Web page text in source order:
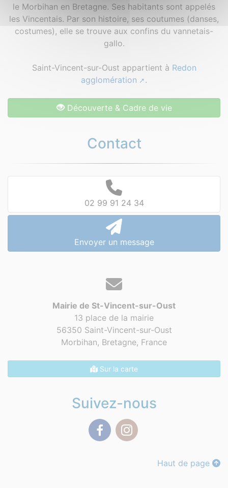
le Morbihan en Bretagne. Ses habitants sont appelés
les Vincentais. Par son histoire, ses coutumes (danses,
costumes), elle se trouve aux confins du vannetais-
gallo.
Saint-Vincent-sur-Oust appartient à Redon
agglomération
.
Découverte & Cadre de vie
Contact
02 99 91 24 34
Envoyer un message
Mairie de St-Vincent-sur-Oust
13 place de la mairie
56350 Saint-Vincent-sur-Oust
Morbihan, Bretagne, France
Sur la carte
Suivez-nous
Haut de page